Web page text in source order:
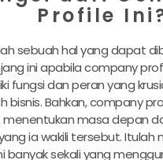
Profile
sebuah hal yang dapat
ini apabila company
fungsi dan peran yang
bisnis. Bahkan, company
masa depan
ia wakili tersebut. Itulah
banyak sekali yang